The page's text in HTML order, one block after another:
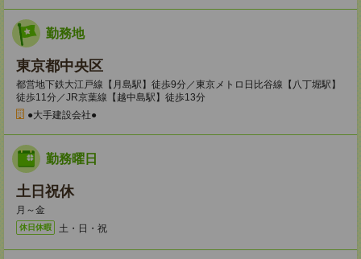
勤務地
東京都中央区
都営地下鉄大江戸線【月島駅】徒歩9分／東京メトロ日比谷線【八丁堀駅】
徒歩11分／JR京葉線【越中島駅】徒歩13分
●大手建設会社●
勤務曜日
土日祝休
月～金
休日休暇 土・日・祝